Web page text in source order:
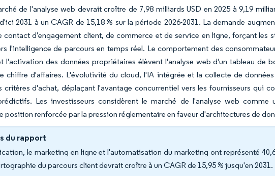
de l'analyse web devrait croître de 7,98 milliards USD en 2025 à 9,19
2031 à un CAGR de 15,18 % sur la période 2026-2031. La demande
contact d'engagement client, de commerce et de service en ligne, forçant les
l'intelligence de parcours en temps réel. Le comportement des
l'activation des données propriétaires élèvent l'analyse web d'un tableau de
chiffre d'affaires. L'évolutivité du cloud, l'IA intégrée et la collecte de
critères d'achat, déplaçant l'avantage concurrentiel vers les fournisseurs qui
Les investisseurs considèrent le marché de l'analyse web
position renforcée par la pression réglementaire en faveur d'architectures de
du rapport
le marketing en ligne et l'automatisation du marketing ont représenté
du parcours client devrait croître à un CAGR de 15,95 % jusqu'en 2031.